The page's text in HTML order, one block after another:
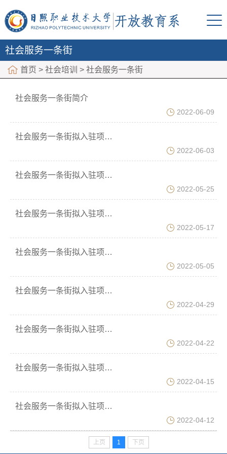
社会服务一条街
首页 > 社会培训 > 社会服务一条街
社会服务一条街简介
2022-06-09
社会服务一条街拟入驻项目——梦荧青少年科普服务工作室
2022-06-03
社会服务一条街拟入驻项目——日照市应用微藻工程技术研究中心
2022-05-25
社会服务一条街拟入驻项目——智信企业管理咨询工作室
2022-05-17
社会服务一条街拟入驻项目——乡村振兴服务中心
2022-05-05
社会服务一条街拟入驻项目——日职汽车技术服务中心
2022-04-29
社会服务一条街拟入驻项目——时光纪影像制作培训中心
2022-04-22
社会服务一条街拟入驻项目——谷雨电商助农工作室
2022-04-15
社会服务一条街拟入驻项目——山东省食品行业一站式服务中心
2022-04-12
上页 1 下页